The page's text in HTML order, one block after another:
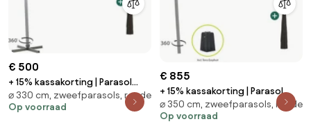
€ 500
+ 15% kassakorting | Parasol
Shadowline Francisco | Inclusief
hoes | Rond | 330cm | Met
⌀ 330 cm, zweefparasols, ronde
Op voorraad
€ 855
+ 15% kassakorting | Parasol
Shadowline Miami | Inclusief
hoes | Rond | 350cm | Met
⌀ 350 cm, zweefparasols, ronde
Op voorraad